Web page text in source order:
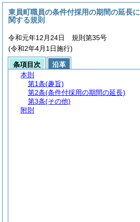
東員町職員の条件付採用の期間の延長に
関する規則
令和元年12月24日 規則第35号
(令和2年4月1日施行)
条項目次
沿革
本則
第1条(趣旨)
第2条(条件付採用の期間の延長)
第3条(その他)
附則